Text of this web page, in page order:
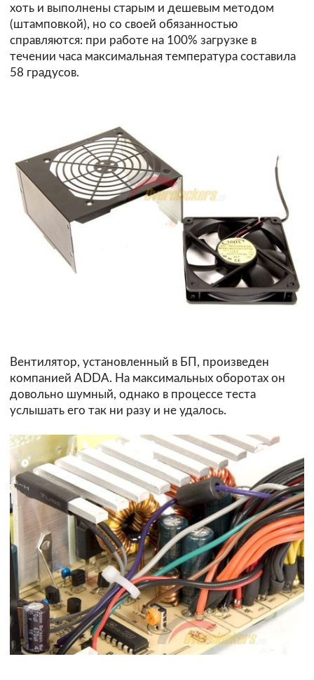
хоть и выполнены старым и дешевым методом
(штамповкой), но со своей обязанностью
справляются: при работе на 100% загрузке в
течении часа максимальная температура составила
58 градусов.
Вентилятор, установленный в БП, произведен
компанией ADDA. На максимальных оборотах он
довольно шумный, однако в процессе теста
услышать его так ни разу и не удалось.